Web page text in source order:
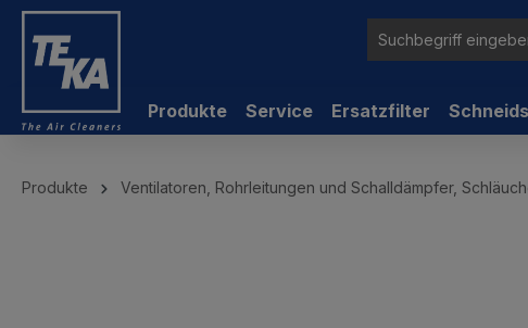
Produkte Service Ersatzfilter
Produkte Ventilatoren, Rohrleitungen und Schalldämpfer,